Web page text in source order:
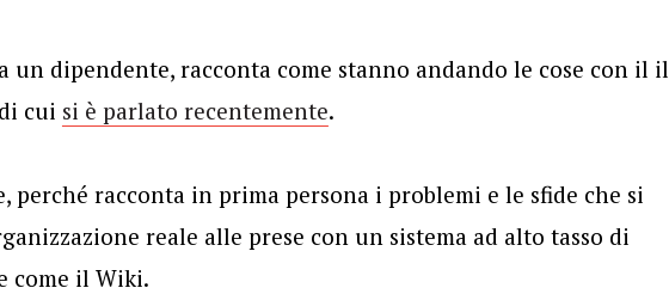
un dipendente, racconta come stanno andando le cose con il il
cui si è parlato recentemente.
perché racconta in prima persona i problemi e le sfide che si
reale alle prese con un sistema ad alto tasso di
come il Wiki.